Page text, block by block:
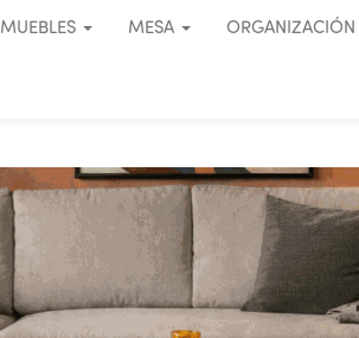
MUEBLES MESA ORGANIZACIÓN